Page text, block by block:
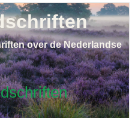
over de Nederlandse